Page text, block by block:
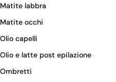
Matite labbra
Matite occhi
Olio capelli
Olio e latte post epilazione
Ombretti